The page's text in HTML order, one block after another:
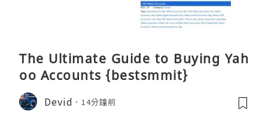
The Ultimate Guide to Buying Yah
oo Accounts {bestsmmit}
Devid 14分鐘前